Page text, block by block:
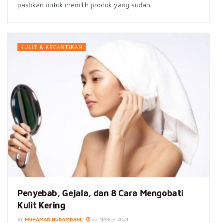
pastikan untuk memilih produk yang sudah ...
KULIT & KECANTIKAN
Penyebab, Gejala, dan 8 Cara Mengobati
Kulit Kering
BY MUHAMAD NURAMDANI 22 MARCH 2024